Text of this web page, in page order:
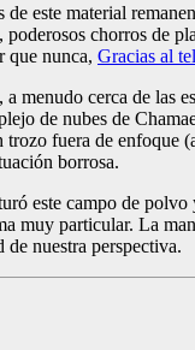
este material
chorros de
que nunca, Gracias al
cerca de las
de nubes de
fuera de
borrosa.
este campo de
particular. La
nuestra perspectiva.